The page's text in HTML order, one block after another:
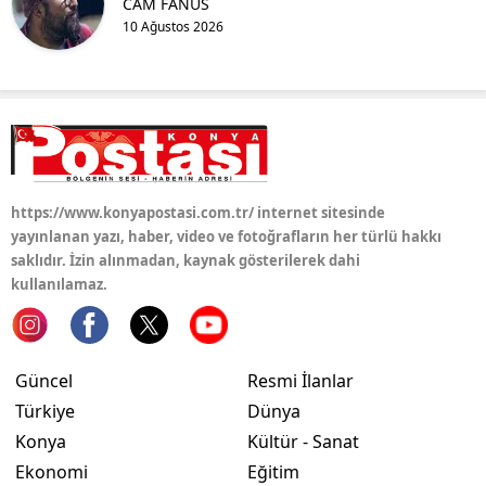
Manisa
Kahramanmaraş
Muş
10 Ağustos 2026
https://www.konyapostasi.com.tr/ internet sitesinde
yayınlanan yazı, haber, video ve fotoğrafların her türlü hakkı
saklıdır. İzin alınmadan, kaynak gösterilerek dahi
kullanılamaz.
Güncel
Türkiye
Konya
Ekonomi
Resmi İlanlar
Dünya
Kültür - Sanat
Eğitim